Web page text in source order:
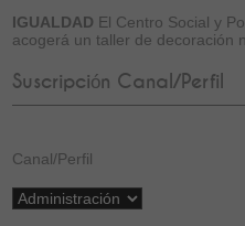
IGUALDAD El Centro Social y
acogerá un taller de decoración
Suscripción Canal/Perfil
Canal/Perfil